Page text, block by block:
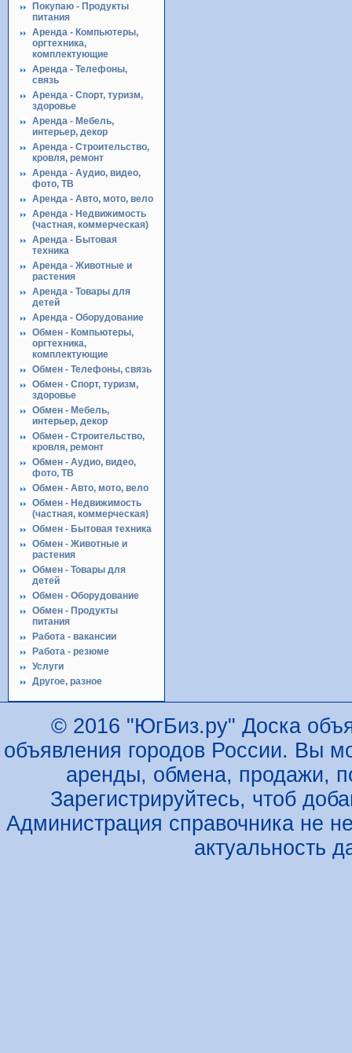
Покупаю - Продукты
питания
Аренда - Компьютеры,
оргтехника,
комплектующие
Аренда - Телефоны,
связь
Аренда - Спорт, туризм,
здоровье
Аренда - Мебель,
интерьер, декор
Аренда - Строительство,
кровля, ремонт
Аренда - Аудио, видео,
фото, ТВ
Аренда - Авто, мото, вело
Аренда - Недвижимость
(частная, коммерческая)
Аренда - Бытовая
техника
Аренда - Животные и
растения
Аренда - Товары для
детей
Аренда - Оборудование
Обмен - Компьютеры,
оргтехника,
комплектующие
Обмен - Телефоны, связь
Обмен - Спорт, туризм,
здоровье
Обмен - Мебель,
интерьер, декор
Обмен - Строительство,
кровля, ремонт
Обмен - Аудио, видео,
фото, ТВ
Обмен - Авто, мото, вело
Обмен - Недвижимость
(частная, коммерческая)
Обмен - Бытовая техника
Обмен - Животные и
растения
Обмен - Товары для
детей
Обмен - Оборудование
Обмен - Продукты
питания
Работа - вакансии
Работа - резюме
Услуги
Другое, разное
© 2016 "ЮгБиз.ру" Доска
объявления городов России. Вы
аренды, обмена, продажи,
Зарегистрируйтесь, чтоб
Администрация справочника не
актуальность